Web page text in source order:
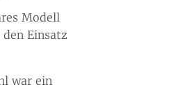
Modell
Einsatz
war ein